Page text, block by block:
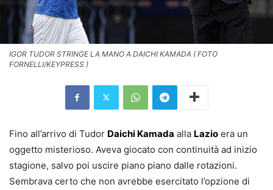
IGOR TUDOR STRINGE LA MANO A DAICHI KAMADA ( FOTO
FORNELLI/KEYPRESS )
Fino all’arrivo di Tudor Daichi Kamada alla Lazio era un
oggetto misterioso. Aveva giocato con continuità ad inizio
stagione, salvo poi uscire piano piano dalle rotazioni.
Sembrava certo che non avrebbe esercitato l’opzione di